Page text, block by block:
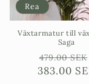
Rea
Växtarmatur till
Saga
Ordinarie
pris
479.00 SEK
383.00